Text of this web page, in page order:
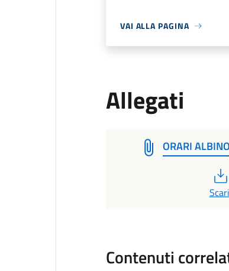
VAI ALLA PAGINA
Allegati
ORARI ALBINO
PDF
Contenuti